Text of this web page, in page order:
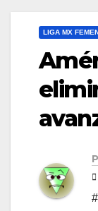
LIGA MX